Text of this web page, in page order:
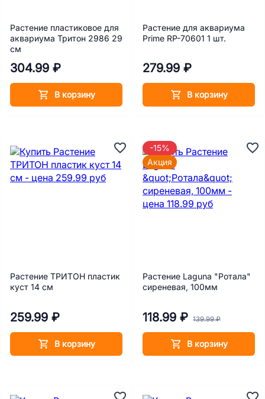
Растение пластиковое для
аквариума Тритон 2986 29
см
304.99 ₽
В корзину
Растение для аквариума
Prime RP-70601 1 шт.
279.99 ₽
В корзину
Растение ТРИТОН пластик
куст 14 см
259.99 ₽
В корзину
Растение Laguna "Ротала"
сиреневая, 100мм
118.99 ₽ 139.99 ₽
В корзину
-15%
Акция